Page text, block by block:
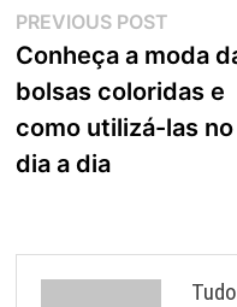
Navegação
de
Post
PREVIOUS POST
post:
Conheça a moda
bolsas coloridas e
como utilizá-las no
dia a dia